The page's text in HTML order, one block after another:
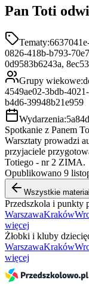
Pan Toti
Tematy:
0826-418b-b793-
0d9583b6243a,
Grupy wiekowe:
4549ae02-3bdb-
b4d6-39948b21e959
Wydarzenia:
Spotkanie z Panem
Warsztaty prowadzi
przyjaciele
Totiego - nr 2 ZIMA.
Opublikowano 9
Wszystkie
Przedszkola i punkty
WarszawaKraków
więcej
Żłobki i kluby
WarszawaKraków
więcej